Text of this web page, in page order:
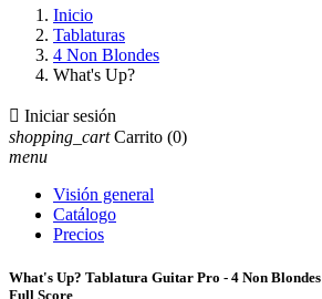
Inicio
Tablaturas
4 Non Blondes
What's Up?
 Iniciar sesión
shopping_cart Carrito (0)
menu
Visión general
Catálogo
Precios
What's Up? Tablatura Guitar Pro - 4 Non Blondes
Full Score